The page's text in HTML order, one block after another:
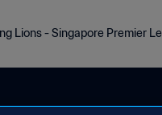
Lions - Singapore Premier